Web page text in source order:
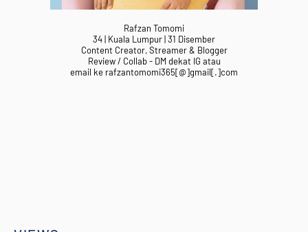
Rafzan Tomomi
34 | Kuala Lumpur | 31 Disember
Content Creator, Streamer & Blogger
Review / Collab - DM dekat IG atau
email ke rafzantomomi365[@]gmail[.]com